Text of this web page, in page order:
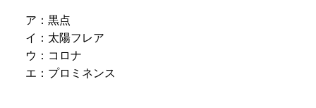
ア：黒点
イ：太陽フレア
ウ：コロナ
エ：プロミネンス